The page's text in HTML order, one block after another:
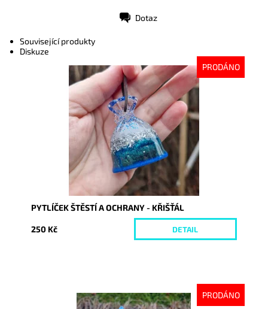
Dotaz
Související produkty
Diskuze
PRODÁNO
Dostupnost:
Vyprodáno
10461
PYTLÍČEK ŠTĚSTÍ A OCHRANY - KŘIŠŤÁL
250 Kč DETAIL
PRODÁNO